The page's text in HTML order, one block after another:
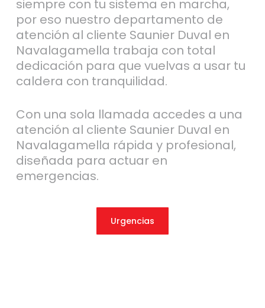
siempre con tu sistema en marcha,
por eso nuestro departamento de
atención al cliente Saunier Duval en
Navalagamella trabaja con total
dedicación para que vuelvas a usar tu
caldera con tranquilidad.
Con una sola llamada accedes a una
atención al cliente Saunier Duval en
Navalagamella rápida y profesional,
diseñada para actuar en
emergencias.
Urgencias